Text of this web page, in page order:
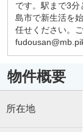
です。駅まで3
島市で新生活を
任せください。
物件概要
所在地